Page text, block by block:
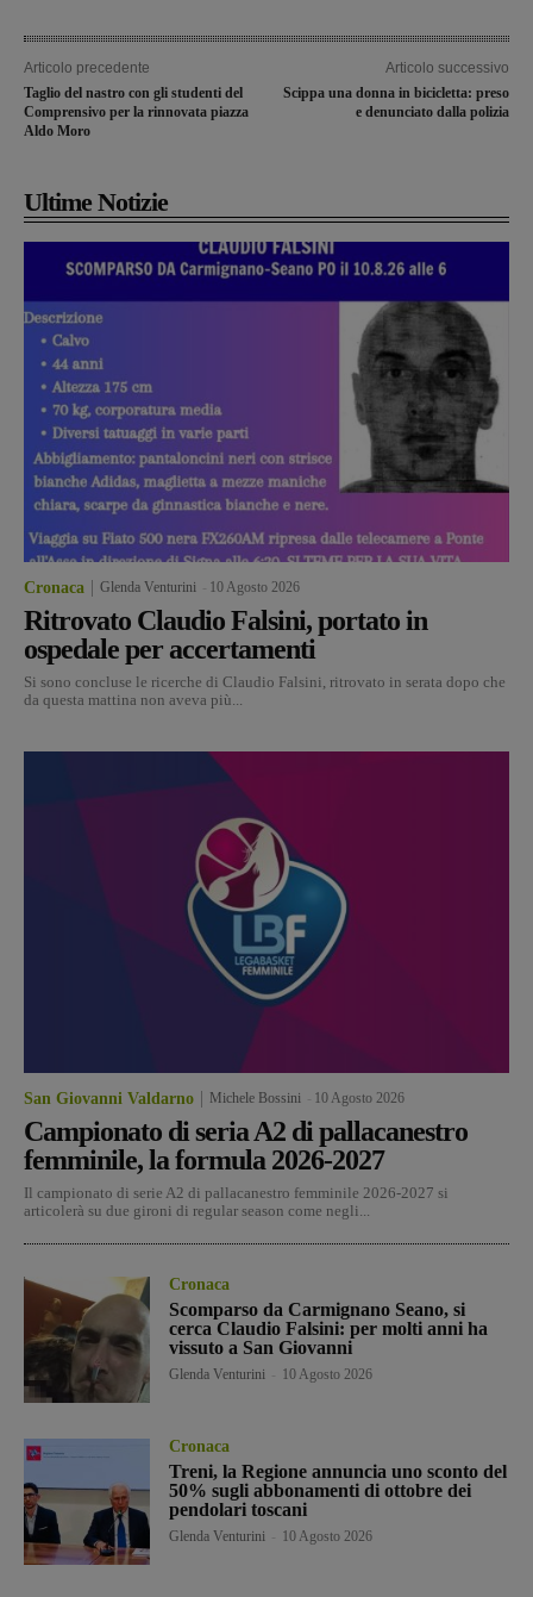
Articolo precedente
Taglio del nastro con gli studenti del
Comprensivo per la rinnovata piazza
Aldo Moro
Articolo successivo
Scippa una donna in bicicletta: preso
e denunciato dalla polizia
Ultime Notizie
Cronaca Glenda Venturini 10 Agosto 2026
Ritrovato Claudio Falsini, portato in
ospedale per accertamenti
Si sono concluse le ricerche di Claudio Falsini, ritrovato in serata dopo che
da questa mattina non aveva più...
San Giovanni Valdarno Michele Bossini 10 Agosto 2026
Campionato di seria A2 di pallacanestro
femminile, la formula 2026-2027
Il campionato di serie A2 di pallacanestro femminile 2026-2027 si
articolerà su due gironi di regular season come negli...
Cronaca
Scomparso da Carmignano Seano, si
cerca Claudio Falsini: per molti anni ha
vissuto a San Giovanni
Glenda Venturini 10 Agosto 2026
Cronaca
Treni, la Regione annuncia uno sconto del
50% sugli abbonamenti di ottobre dei
pendolari toscani
Glenda Venturini 10 Agosto 2026